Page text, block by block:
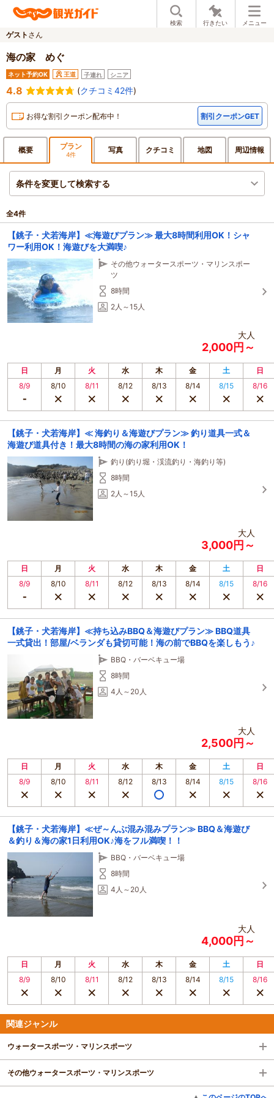
検索 行きたい メニュー
ゲスト さん
海の家 めぐ
ネット予約OK 王道 子連れ シニア
4.8 (クチコミ42件)
お得な割引クーポン配布中！ 割引クーポンGET
概要 プラン
4件 写真 クチコミ 地図 周辺情報
条件を変更して検索する
全4件
【銚子・犬若海岸】≪海遊びプラン≫ 最大8時間利用OK！シャ
ワー利用OK！海遊びを大満喫♪
その他ウォータースポーツ・マリンスポー
ツ
8時間
2人～15人
大人
2,000円～
日 月 火 水 木 金 土
日
8/9
8/10 8/11 8/12 8/13 8/14 8/15 8/16
【銚子・犬若海岸】≪ 海釣り＆海遊びプラン≫ 釣り道具一式＆
海遊び道具付き！最大8時間の海の家利用OK！
釣り(釣り堀・渓流釣り・海釣り等)
8時間
2人～15人
大人
3,000円～
日 月 火 水 木 金 土
日
8/9
8/10 8/11 8/12 8/13 8/14 8/15 8/16
【銚子・犬若海岸】≪持ち込みBBQ＆海遊びプラン≫ BBQ道具
一式貸出！部屋/ベランダも貸切可能！海の前でBBQを楽しもう♪
BBQ・バーベキュー場
8時間
4人～20人
大人
2,500円～
日 月 火 水 木 金 土
日
8/9
8/10 8/11 8/12 8/13 8/14 8/15 8/16
【銚子・犬若海岸】≪ぜ～んぶ混み混みプラン≫ BBQ＆海遊び
＆釣り＆海の家1日利用OK♪海をフル満喫！！
BBQ・バーベキュー場
8時間
4人～20人
大人
4,000円～
日 月 火 水 木 金 土
日
8/9
8/10 8/11 8/12 8/13 8/14 8/15 8/16
関連ジャンル
ウォータースポーツ・マリンスポーツ
その他ウォータースポーツ・マリンスポーツ